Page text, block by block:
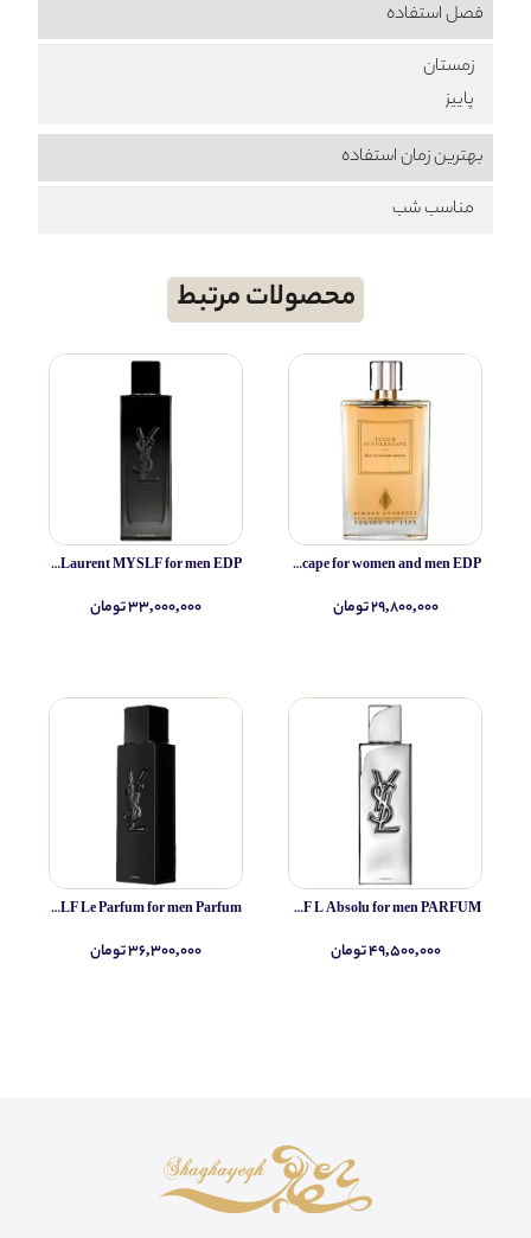
فصل استفاده
زمستان
پاییز
بهترین زمان استفاده
مناسب شب
محصولات مرتبط
Simone Andreoli Tulum Junglescape for women and men EDP
۲۹,۸۰۰,۰۰۰ تومان
Yves Saint Laurent MYSLF L Absolu for men PARFUM
۴۹,۵۰۰,۰۰۰ تومان
Yves Saint Laurent MYSLF for men EDP
۳۳,۰۰۰,۰۰۰ تومان
Yves Saint Laurent MYSLF Le Parfum for men Parfum
۳۶,۳۰۰,۰۰۰ تومان